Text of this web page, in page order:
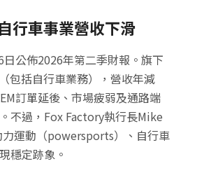
行車事業營收下滑
公佈2026年第二季財報。旗下
包括自行車業務），營收年減
訂單延後、市場疲弱及通路端
不過，Fox Factory執行長Mike
運動（powersports）、自行車
穩定跡象。